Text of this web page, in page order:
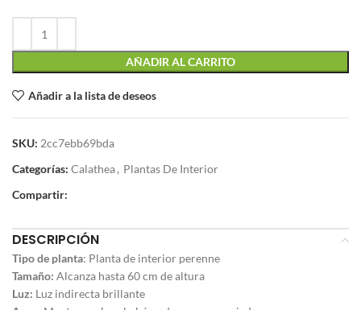
AÑADIR AL CARRITO
Añadir a la lista de deseos
SKU: 2cc7ebb69bda
Categorías: Calathea, Plantas De Interior
Compartir:
DESCRIPCIÓN
Tipo de planta: Planta de interior perenne
Tamaño: Alcanza hasta 60 cm de altura
Luz: Luz indirecta brillante